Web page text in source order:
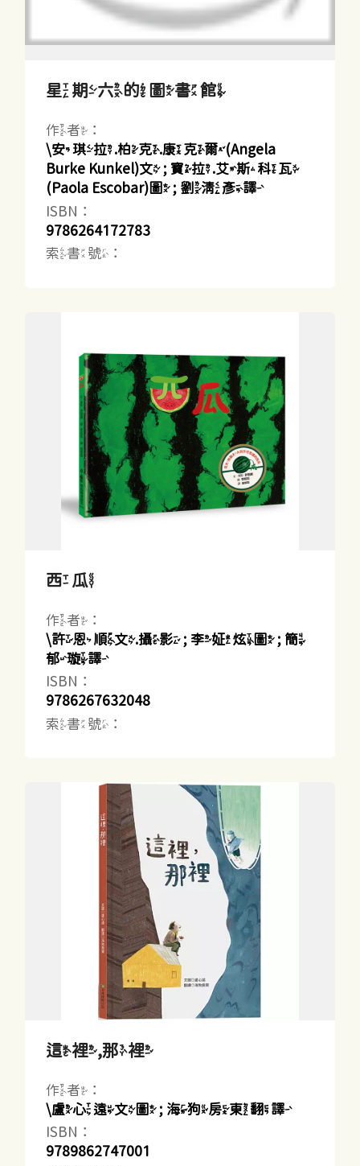
星期六的圖書館
作者：
\安琪拉.柏克.康克爾(Angela
Burke Kunkel)文 ; 寶拉.艾斯科瓦
(Paola Escobar)圖 ; 劉清彥譯
ISBN：
9786264172783
索書號：
西瓜
作者：
\許恩順文.攝影 ; 李姃炫圖 ; 簡
郁璇譯
ISBN：
9786267632048
索書號：
這裡,那裡
作者：
\盧心遠文圖 ; 海狗房東翻譯
ISBN：
9789862747001